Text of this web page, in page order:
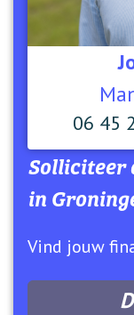
06 45
Solliciteer
in
Vind jouw